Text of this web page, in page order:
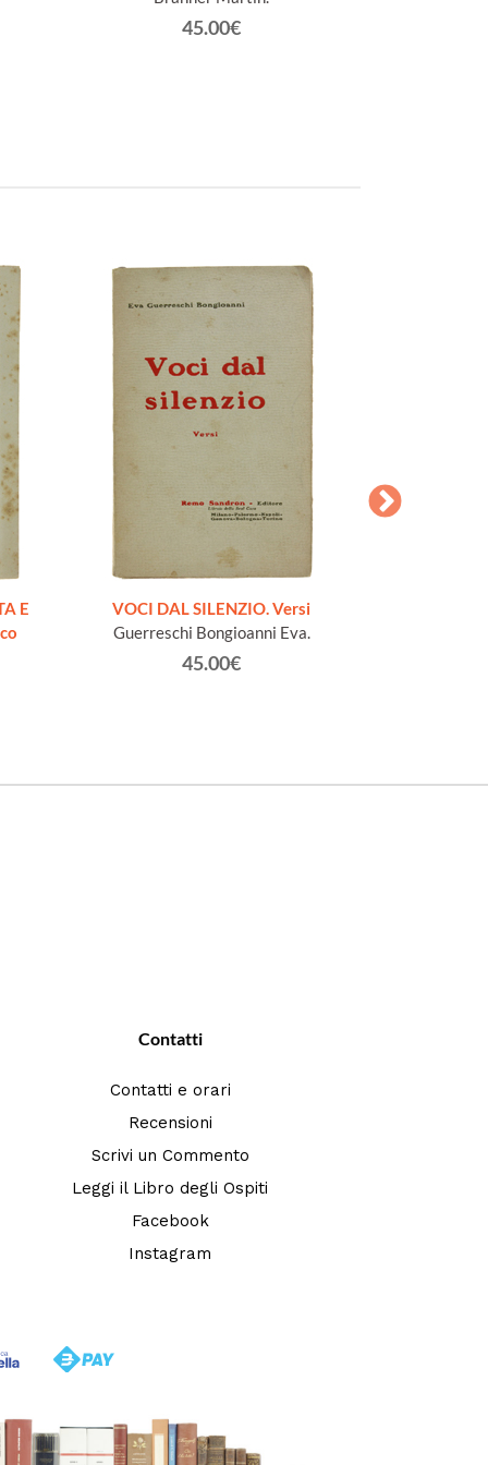
45.00€
E
VOCI DAL SILENZIO. Versi
Guerreschi Bongioanni Eva.
45.00€
Contatti
Contatti e orari
Recensioni
Scrivi un Commento
Leggi il Libro degli Ospiti
Facebook
Instagram